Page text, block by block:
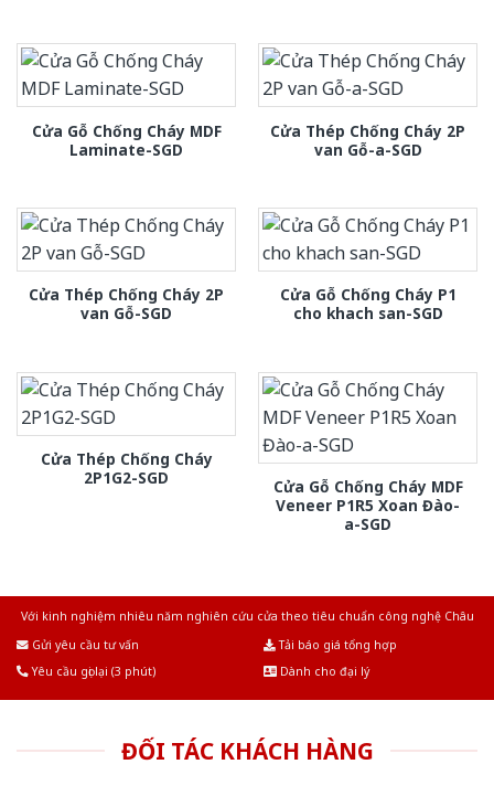
Cửa Gỗ Chống Cháy MDF
Laminate-SGD
Cửa Thép Chống Cháy 2P
van Gỗ-a-SGD
Cửa Thép Chống Cháy 2P
van Gỗ-SGD
Cửa Gỗ Chống Cháy P1
cho khach san-SGD
Cửa Thép Chống Cháy
2P1G2-SGD
Cửa Gỗ Chống Cháy MDF
Veneer P1R5 Xoan Đào-
a-SGD
Với kinh nghiệm nhiêu năm nghiên cứu cửa theo tiêu chuẩn công nghệ Châu
Gửi yêu cầu tư vấn
Tải báo giá tổng hợp
Yêu cầu gọi lại (3 phút)
Dành cho đại lý
ĐỐI TÁC KHÁCH HÀNG